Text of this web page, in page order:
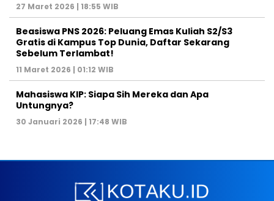
27 Maret 2026 | 18:55 WIB
Beasiswa PNS 2026: Peluang Emas Kuliah S2/S3
Gratis di Kampus Top Dunia, Daftar Sekarang
Sebelum Terlambat!
11 Maret 2026 | 01:12 WIB
Mahasiswa KIP: Siapa Sih Mereka dan Apa
Untungnya?
30 Januari 2026 | 17:48 WIB